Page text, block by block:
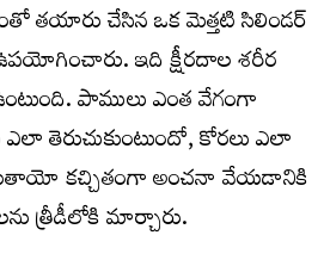
తయారు చేసిన ఒక మెత్తటి సిలిండర్‌
ఇది క్షీరదాల శరీర
పాములు ఎంత వేగంగా
తెరుచుకుంటుందో, కోరలు ఎలా
కచ్చితంగా అంచనా వేయడానికి
త్రీడీలోకి మార్చారు.